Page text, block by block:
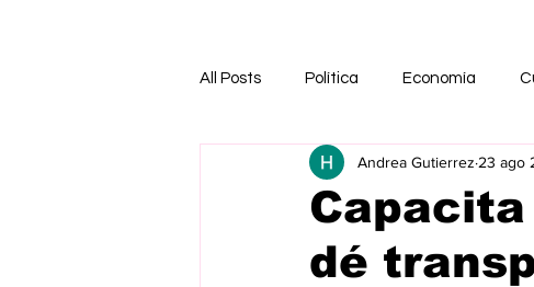
All Posts Política Economía
Capacita
dé
Andrea Gutierrez 23 ago